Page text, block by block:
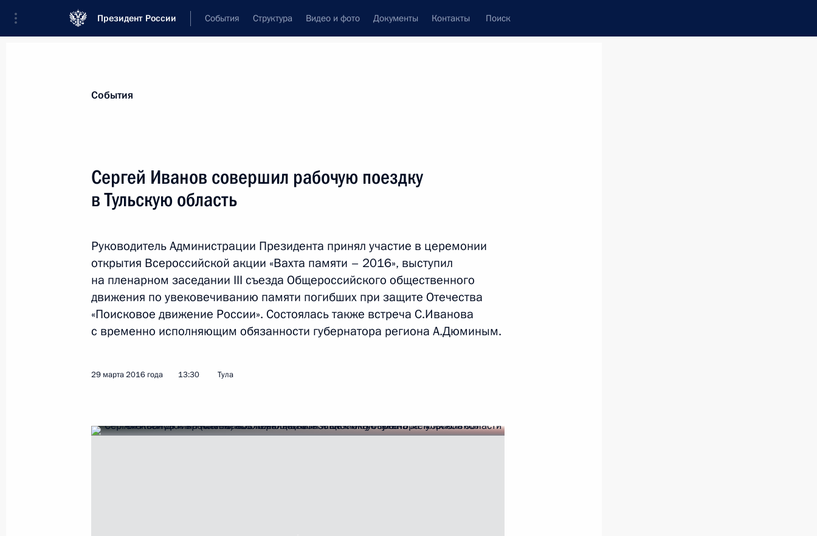
Президент России События Структура Видео и фото Документы Контакты Поиск
Показать следующие материалы
Заседание комиссии Госсовета по направлению
24 апреля 2024 года, 21:00
Посещение тульского областного клинического онкодиспансера
События
Сергей Иванов совершил рабочую поездку
в Тульскую область
Руководитель Администрации Президента принял участие в церемонии
открытия Всероссийской акции «Вахта памяти – 2016», выступил
на пленарном заседании III съезда Общероссийского общественного
движения по увековечиванию памяти погибших при защите Отечества
«Поисковое движение России». Состоялась также встреча С.Иванова
с временно исполняющим обязанности губернатора региона А.Дюминым.
29 марта 2016 года 13:30 Тула